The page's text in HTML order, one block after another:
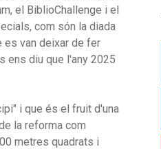
el BiblioChallenge i el
com són la diada
es van deixar de fer
ens diu que l'any 2025
i que és el fruit d'una
la reforma com
metres quadrats i